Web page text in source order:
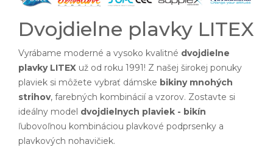
Dvojdielne plavky LITEX
Vyrábame moderné a vysoko kvalitné dvojdielne
plavky LITEX už od roku 1991! Z našej širokej ponuky
plaviek si môžete vybrať dámske bikiny mnohých
strihov, farebných kombinácií a vzorov. Zostavte si
ideálny model dvojdielnych plaviek - bikín
ľubovoľnou kombináciou plavkové podprsenky a
plavkových nohavičiek.